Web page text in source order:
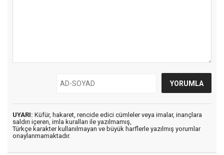
UYARI: Küfür, hakaret, rencide edici cümleler veya imalar, inançlara
saldırı içeren, imla kuralları ile yazılmamış,
Türkçe karakter kullanılmayan ve büyük harflerle yazılmış yorumlar
onaylanmamaktadır.